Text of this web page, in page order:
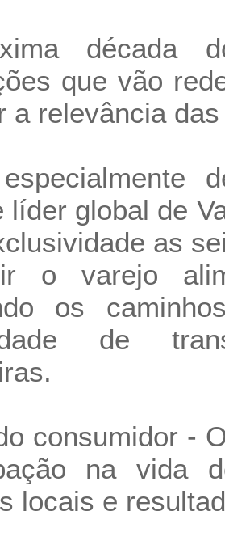
década
que vão
a relevância
líder global de
as
o varejo
os
de
consumidor -
na vida
locais e